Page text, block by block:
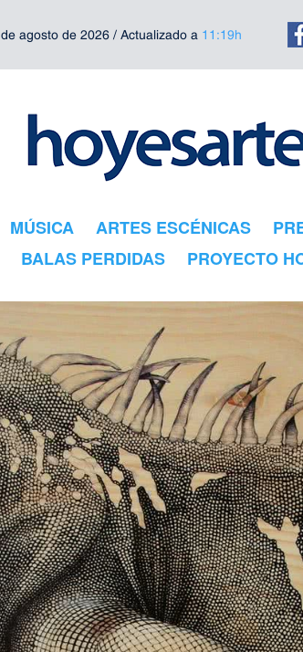
agosto de 2026 / Actualizado a 11:19h
MÚSICA ARTES ESCÉNICAS
BALAS PERDIDAS
PROYECTO